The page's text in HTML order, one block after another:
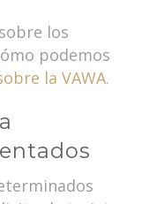
los
podemos
la VAWA.